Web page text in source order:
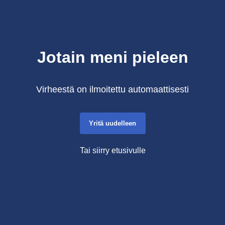
Jotain meni pieleen
Virheestä on ilmoitettu automaattisesti
Yritä uudelleen
Tai siirry etusivulle